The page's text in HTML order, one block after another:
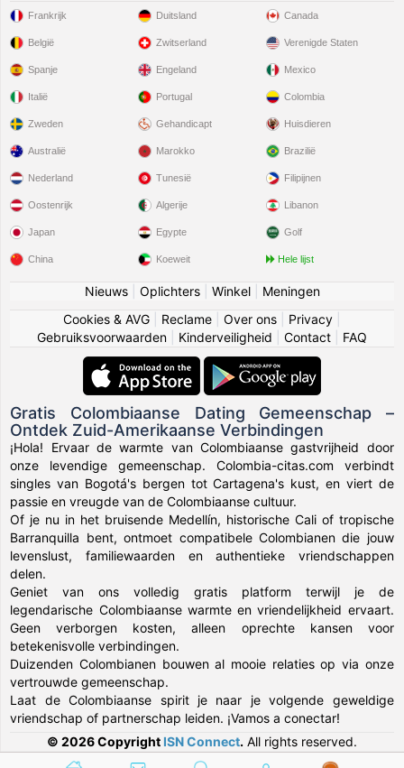
Frankrijk
België
Spanje
Italië
Zweden
Duitsland
Zwitserland
Engeland
Portugal
Gehandicapt
Canada
Verenigde Staten
Mexico
Colombia
Huisdieren
Australië
Nederland
Oostenrijk
Japan
China
Marokko
Tunesië
Algerije
Egypte
Koeweit
Brazilië
Filipijnen
Libanon
Golf
Hele lijst
Nieuws| Oplichters| Winkel| Meningen
Cookies & AVG
Reclame Over ons Privacy
Gebruiksvoorwaarden
Kinderveiligheid Contact FAQ
Gratis Colombiaanse Dating Gemeenschap –
Ontdek Zuid-Amerikaanse Verbindingen
¡Hola! Ervaar de warmte van Colombiaanse gastvrijheid door
onze levendige gemeenschap. Colombia-citas.com verbindt
singles van Bogotá's bergen tot Cartagena's kust, en viert de
passie en vreugde van de Colombiaanse cultuur.
Of je nu in het bruisende Medellín, historische Cali of tropische
Barranquilla bent, ontmoet compatibele Colombianen die jouw
levenslust, familiewaarden en authentieke vriendschappen
delen.
Geniet van ons volledig gratis platform terwijl je de
legendarische Colombiaanse warmte en vriendelijkheid ervaart.
Geen verborgen kosten, alleen oprechte kansen voor
betekenisvolle verbindingen.
Duizenden Colombianen bouwen al mooie relaties op via onze
vertrouwde gemeenschap.
Laat de Colombiaanse spirit je naar je volgende geweldige
vriendschap of partnerschap leiden. ¡Vamos a conectar!
© 2026 Copyright ISN Connect. All rights reserved.